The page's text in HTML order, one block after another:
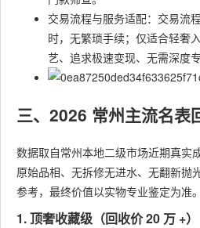
交易流程与服务适配：交易流
时，无繁琐手续；仅适合轻奢
艺、追求极速变现、无需深度
三、2026 常州主流名表
数据取自常州本地二级市场近期真实
原始品相、无拆修无进水、无翻新抛
参考，最终价值以实物专业鉴定为准。
1. 顶奢收藏级（回收价 20 万 +）